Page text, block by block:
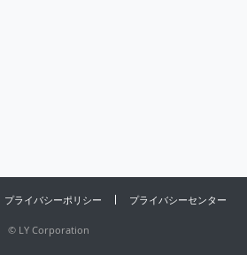
プライバシーポリシー プライバシーセンター
© LY Corporation